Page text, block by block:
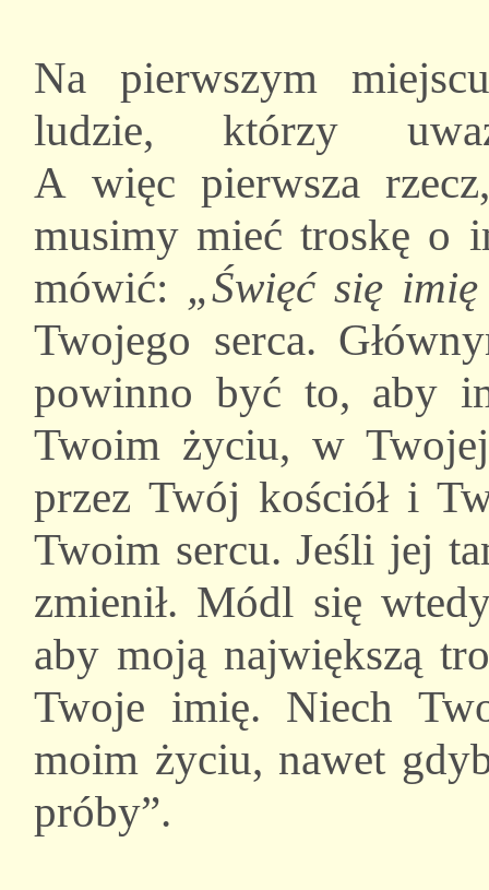
Na pierwszym
ludzie, którzy
A więc pierwsza
musimy mieć troskę o
mówić: „Święć się
Twojego serca.
powinno być to, aby
Twoim życiu, w
przez Twój kościół i
Twoim sercu. Jeśli jej
zmienił. Módl się
aby moją największą
Twoje imię. Niech
moim życiu, nawet
próby”.